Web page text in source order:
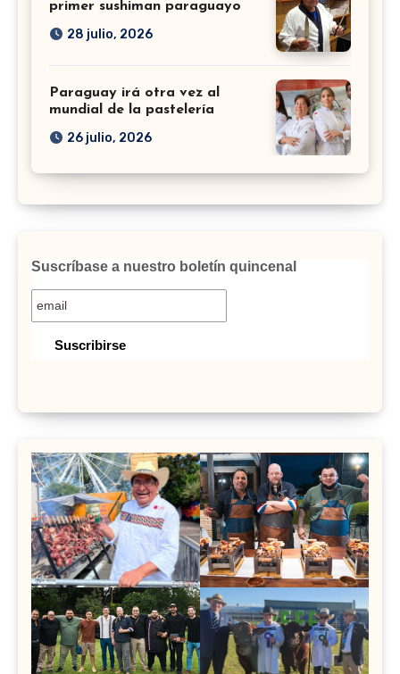
primer sushiman paraguayo
28 julio, 2026
Paraguay irá otra vez al
mundial de la pastelería
26 julio, 2026
Suscríbase a nuestro boletín quincenal